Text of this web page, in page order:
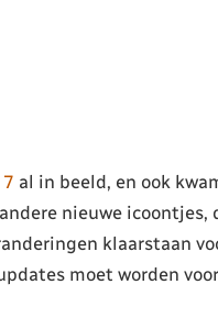
al in beeld, en ook
nieuwe
klaarstaan
moet worden